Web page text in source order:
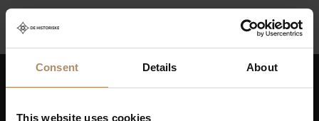
Consent Details About
This website uses cookies
reisetilbud som frister!